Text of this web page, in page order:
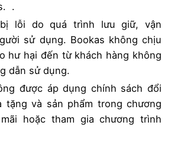
.
bị lỗi do quá trình lưu giữ, vận
sử dụng. Bookas không chịu
hư hại đến từ khách hàng không
dẫn sử dụng.
được áp dụng chính sách đổi
tặng và sản phẩm trong chương
hoặc tham gia chương trình